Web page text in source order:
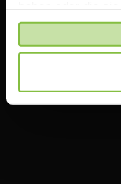
gesammelt haben.
Zahlung bei uns
über Ihre